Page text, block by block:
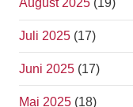
August 2025 (19)
Juli 2025 (17)
Juni 2025 (17)
Mai 2025 (18)